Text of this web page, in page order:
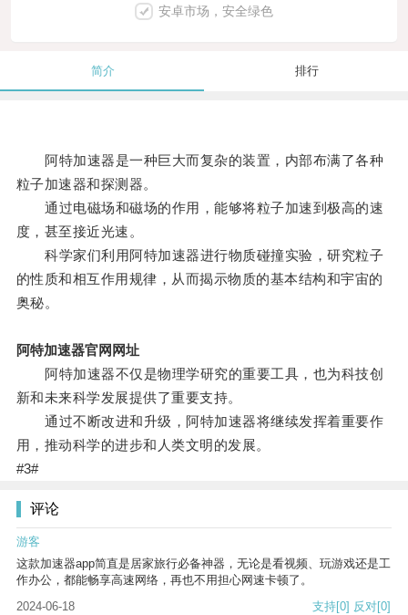
安卓市场，安全绿色
简介 排行
阿特加速器是一种巨大而复杂的装置，内部布满了各种
粒子加速器和探测器。
通过电磁场和磁场的作用，能够将粒子加速到极高的速
度，甚至接近光速。
科学家们利用阿特加速器进行物质碰撞实验，研究粒子
的性质和相互作用规律，从而揭示物质的基本结构和宇宙的
奥秘。
阿特加速器官网网址
阿特加速器不仅是物理学研究的重要工具，也为科技创
新和未来科学发展提供了重要支持。
通过不断改进和升级，阿特加速器将继续发挥着重要作
用，推动科学的进步和人类文明的发展。
#3#
评论
游客
这款加速器app简直是居家旅行必备神器，无论是看视频、玩游戏还是工
作办公，都能畅享高速网络，再也不用担心网速卡顿了。
2024-06-18
支持[0] 反对[0]